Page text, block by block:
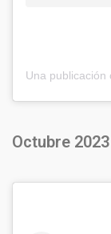
Octubre